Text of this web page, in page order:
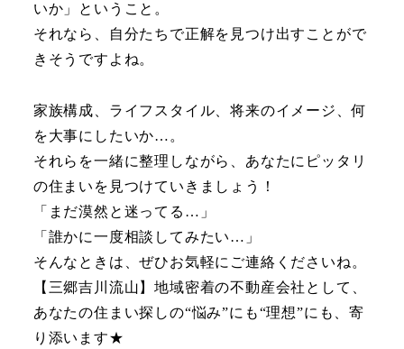
いか」ということ。
それなら、自分たちで正解を見つけ出すことがで
きそうですよね。
家族構成、ライフスタイル、将来のイメージ、何
を大事にしたいか…。
それらを一緒に整理しながら、あなたにピッタリ
の住まいを見つけていきましょう！
「まだ漠然と迷ってる…」
「誰かに一度相談してみたい…」
そんなときは、ぜひお気軽にご連絡くださいね。
【三郷吉川流山】地域密着の不動産会社として、
あなたの住まい探しの“悩み”にも“理想”にも、寄
り添います★